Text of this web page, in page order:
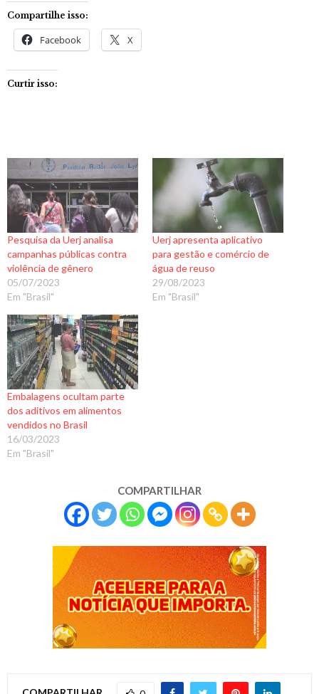
Compartilhe isso:
Facebook X
Curtir isso:
Pesquisa da Uerj analisa
campanhas públicas contra
violência de gênero
05/07/2023
Em "Brasil"
Uerj apresenta aplicativo
para gestão e comércio de
água de reuso
29/08/2023
Em "Brasil"
Embalagens ocultam parte
dos aditivos em alimentos
vendidos no Brasil
16/03/2023
Em "Brasil"
COMPARTILHAR